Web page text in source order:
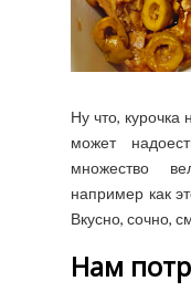
Ну что,
может
множество
например как
Вкусно, сочно,
Нам